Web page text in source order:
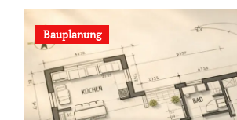
Bauplanung